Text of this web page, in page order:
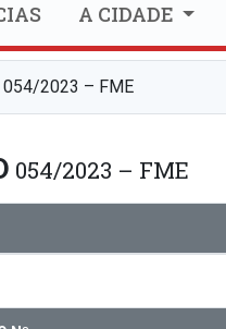
A CIDADE
054/2023 – FME
054/2023 – FME